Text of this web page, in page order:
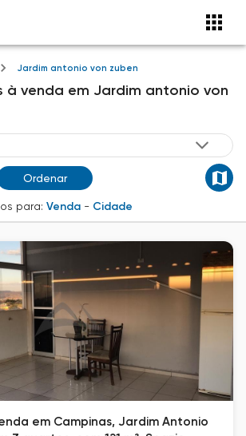
Jardim antonio von zuben
à venda em Jardim antonio von
Ordenar
para: Venda - Cidade
em Campinas, Jardim Antonio